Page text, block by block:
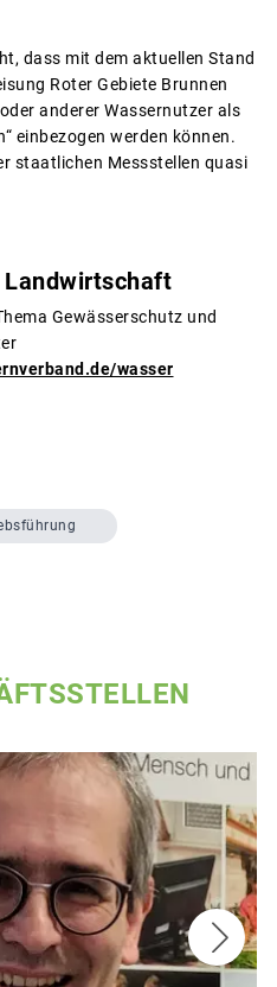
dass mit dem aktuellen Stand
Roter Gebiete Brunnen
anderer Wassernutzer als
einbezogen werden können.
staatlichen Messstellen quasi
Landwirtschaft
Gewässerschutz und
wasser